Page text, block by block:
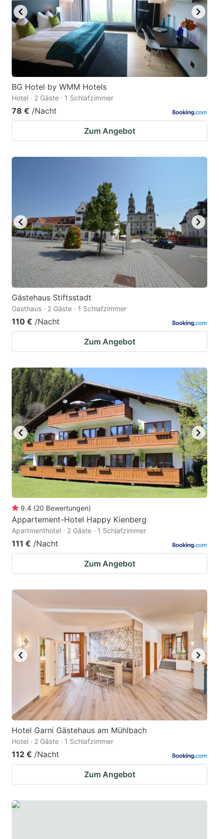
BG Hotel by WMM Hotels
Hotel · 2 Gäste · 1 Schlafzimmer
78 € /Nacht
Zum Angebot
Gästehaus Stiftsstadt
Gasthaus · 2 Gäste · 1 Schlafzimmer
110 € /Nacht
Zum Angebot
9.4 (20 Bewertungen)
Appartement-Hotel Happy Kienberg
Apartmenthotel · 2 Gäste · 1 Schlafzimmer
111 € /Nacht
Zum Angebot
Hotel Garni Gästehaus am Mühlbach
Hotel · 2 Gäste · 1 Schlafzimmer
112 € /Nacht
Zum Angebot